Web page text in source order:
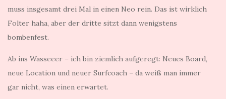
muss insgesamt drei Mal in einen Neo rein. Das ist wirklich
Folter haha, aber der dritte sitzt dann wenigstens
bombenfest.
Ab ins Wasseeer – ich bin ziemlich aufgeregt: Neues Board,
neue Location und neuer Surfcoach – da weiß man immer
gar nicht, was einen erwartet.